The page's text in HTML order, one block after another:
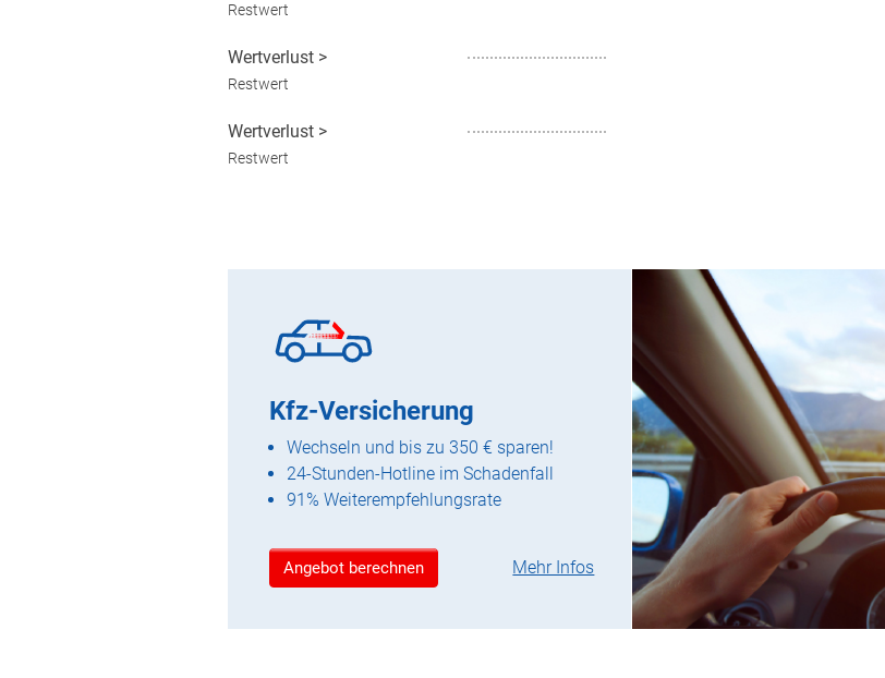
Restwert
Wertverlust >
Restwert
Wertverlust >
Restwert
Kfz-Versicherung
Wechseln und bis zu 350 € sparen!
24-Stunden-Hotline im Schadenfall
91% Weiterempfehlungsrate
Angebot berechnen Mehr Infos